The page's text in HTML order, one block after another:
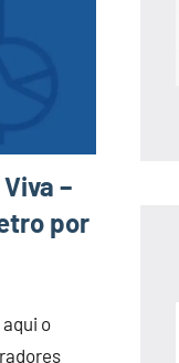
–
por
o